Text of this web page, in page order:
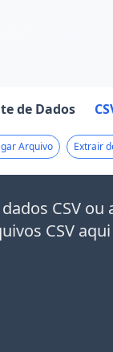
de Dados
Arquivo Extrair
CSV ou
CSV aqui